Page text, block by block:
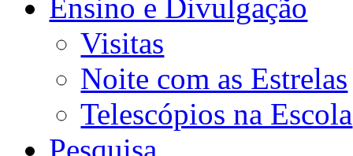
Ensino e Divulgação
Visitas
Noite com as Estrelas
Telescópios na Escola